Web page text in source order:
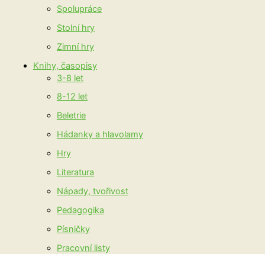
Spolupráce
Stolní hry
Zimní hry
Knihy, časopisy
3-8 let
8-12 let
Beletrie
Hádanky a hlavolamy
Hry
Literatura
Nápady, tvořivost
Pedagogika
Písničky
Pracovní listy